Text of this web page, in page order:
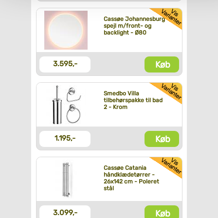
Cassøe Johannesburg
spejl m/front- og
backlight - Ø80
3.595,- Køb
Smedbo Villa
tilbehørspakke til bad
2 - Krom
1.195,- Køb
Cassøe Catania
håndklædetørrer -
26x142 cm - Poleret
stål
3.099,- Køb